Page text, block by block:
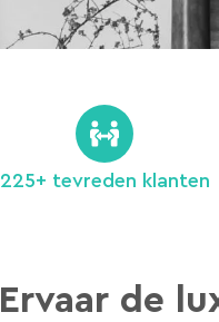
225+ tevreden klanten
Ervaar de